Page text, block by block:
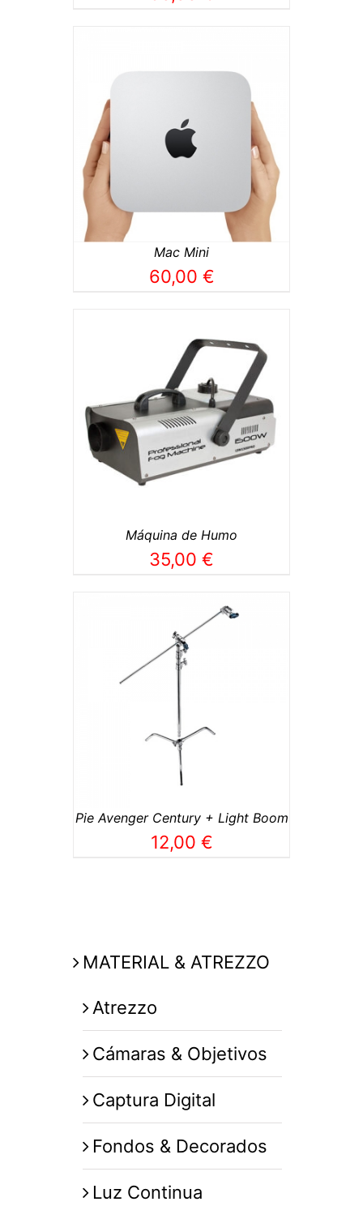
Mac Mini
60,00 €
Máquina de Humo
35,00 €
Pie Avenger Century + Light Boom
12,00 €
MATERIAL & ATREZZO
Atrezzo
Cámaras & Objetivos
Captura Digital
Fondos & Decorados
Luz Continua